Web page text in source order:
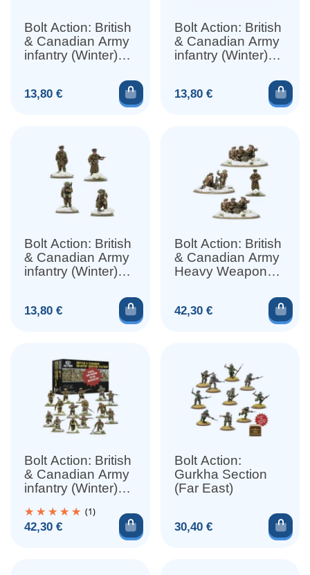
Bolt Action: British
& Canadian Army
infantry (Winter)
Prix
13,80 € Ajouter au panier
Bolt Action: British
& Canadian Army
infantry (Winter)
Prix
13,80 €
Bolt Action: British
& Canadian Army
infantry (Winter)
Prix
13,80 € Ajouter au panier
Bolt Action: British
& Canadian Army
Heavy Weapons
Prix
42,30 €
Bolt Action: British
& Canadian Army
infantry (Winter)
(1)
Prix
42,30 € Ajouter au panier
Bolt Action:
Gurkha Section
(Far East)
Prix
30,40 €